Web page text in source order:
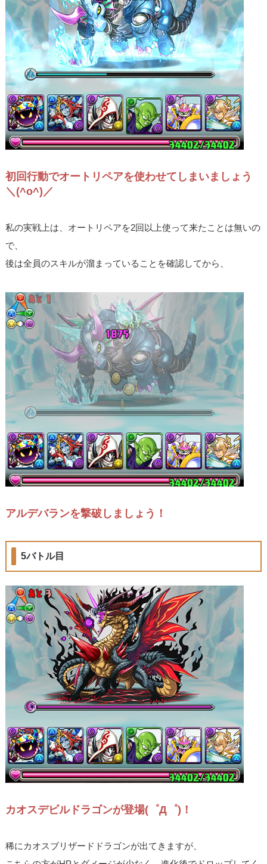
初回行動でオートリペアを使わせてしまいましょう
＼(^o^)／
私の実戦上は、オートリペアを2回以上使って来たことは無いの
で、
後は全員のスキルが溜まっていることを確認してから、
アルデバランを撃破しましょう！
5バトル目
カオスデビルドラゴンが登場(゜Д゜)！
稀にカオスブリザードドラゴンが出てきますが、